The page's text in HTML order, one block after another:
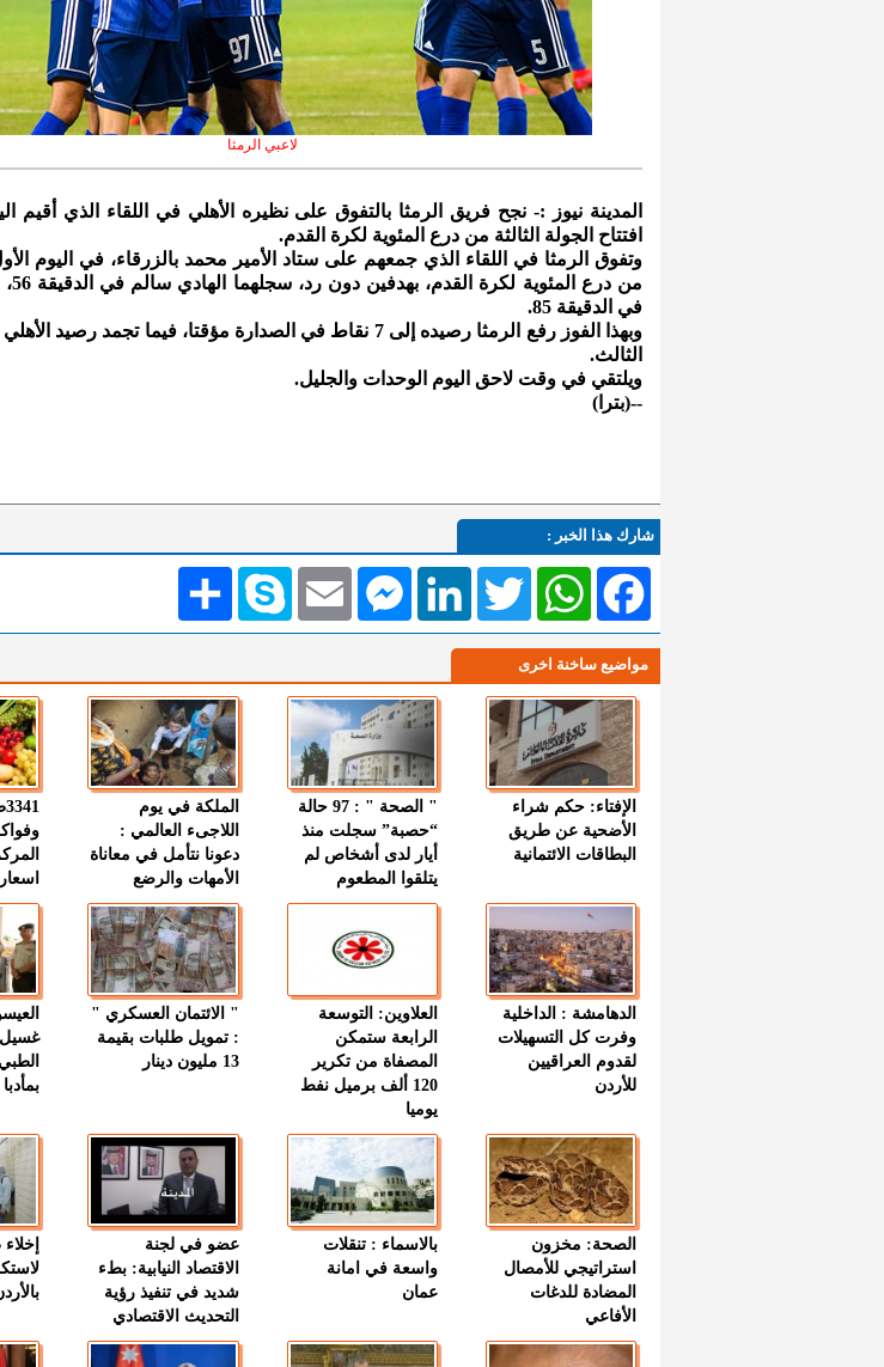
لاعبي الرمثا
المدينة نيوز :- نجح فريق الرمثا بالتفوق على نظيره الأهلي في اللقاء الذي أقيم
افتتاح الجولة الثالثة من درع المئوية لكرة القدم.
وتفوق الرمثا في اللقاء الذي جمعهم على ستاد الأمير محمد بالزرقاء، في اليوم الأول
من
في الدقيقة 85.
الثالث.
ويلتقي في وقت لاحق اليوم الوحدات والجليل.
--(بترا)
شارك هذا الخبر :
انشر Skype EmailMessengerLinkedIn TwitterWhatsAppFacebook
مواضيع ساخنة اخرى
الإفتاء: حكم شراء
الأضحية عن طريق
البطاقات الائتمانية
" الصحة " : 97 حالة
“حصبة” سجلت منذ
أيار لدى أشخاص لم
يتلقوا المطعوم
الملكة في يوم
اللاجىء العالمي :
دعونا نتأمل في معاناة
الأمهات والرضع
اسعار
الدهامشة : الداخلية
وفرت كل التسهيلات
لقدوم العراقيين
للأردن
العلاوين: التوسعة
الرابعة ستمكن
المصفاة من تكرير
120 ألف برميل نفط
يوميا
" الائتمان العسكري "
: تمويل طلبات بقيمة
13 مليون دينار
غسيل
بمأدبا
الصحة: مخزون
استراتيجي للأمصال
المضادة للدغات
الأفاعي
بالاسماء : تنقلات
واسعة في امانة
عمان
عضو في لجنة
الاقتصاد النيابية: بطء
شديد في تنفيذ رؤية
التحديث الاقتصادي